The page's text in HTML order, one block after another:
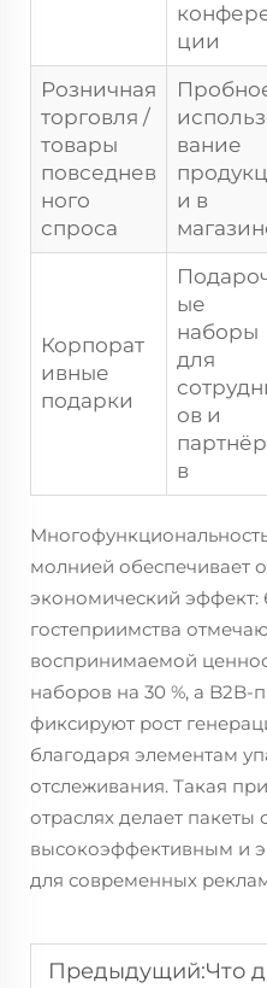
ции
Розничная
торговля /
товары
повседнев
ного
спроса
вание
и в
Корпорат
ивные
подарки
ые
наборы
для
ов и
в
молнией обеспечивает
экономический
гостеприимства
воспринимаемой
наборов на 30 %, а B2B-
фиксируют рост
благодаря элементам
отслеживания. Такая
отраслях делает
высокоэффективным и
для современных
Предыдущий:Что делает